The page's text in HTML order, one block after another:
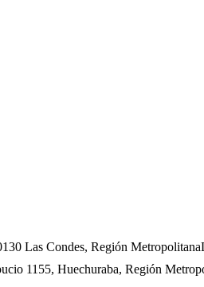
Las Condes, Región Metropolitana
1155, Huechuraba, Región